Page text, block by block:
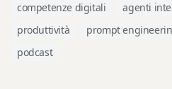
competenze digitali
agenti
produttività
prompt
podcast